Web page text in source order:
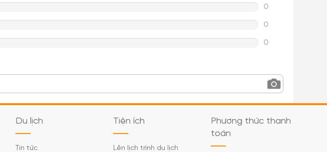
0
0
0
Du lịch
Tin tức
Tiện ích
Lên lịch trình du lịch
Phương thức thanh
toán